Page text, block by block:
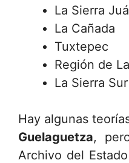
La Sierra
La Cañada
Tuxtepec
Región de
La Sierra Sur
Hay algunas
Guelaguetza,
Archivo del